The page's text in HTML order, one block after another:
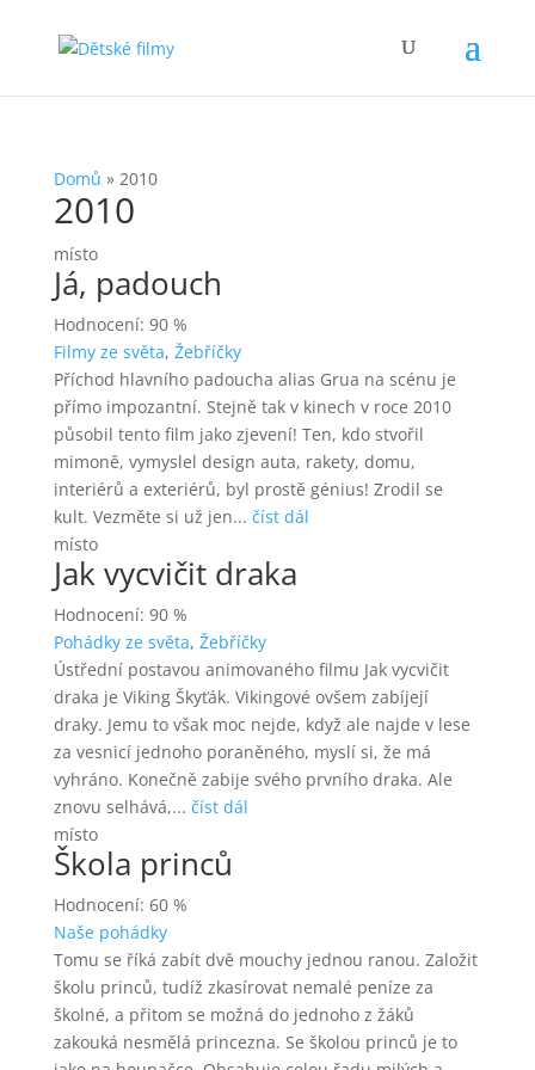
Domů » 2010
2010
místo
Já, padouch
Hodnocení: 90 %
Filmy ze světa, Žebříčky
Příchod hlavního padoucha alias Grua na scénu je
přímo impozantní. Stejně tak v kinech v roce 2010
působil tento film jako zjevení! Ten, kdo stvořil
mimoně, vymyslel design auta, rakety, domu,
interiérů a exteriérů, byl prostě génius! Zrodil se
kult. Vezměte si už jen... číst dál
místo
Jak vycvičit draka
Hodnocení: 90 %
Pohádky ze světa, Žebříčky
Ústřední postavou animovaného filmu Jak vycvičit
draka je Viking Škyťák. Vikingové ovšem zabíjejí
draky. Jemu to však moc nejde, když ale najde v lese
za vesnicí jednoho poraněného, myslí si, že má
vyhráno. Konečně zabije svého prvního draka. Ale
znovu selhává,... číst dál
místo
Škola princů
Hodnocení: 60 %
Naše pohádky
Tomu se říká zabít dvě mouchy jednou ranou. Založit
školu princů, tudíž zkasírovat nemalé peníze za
školné, a přitom se možná do jednoho z žáků
zakouká nesmělá princezna. Se školou princů je to